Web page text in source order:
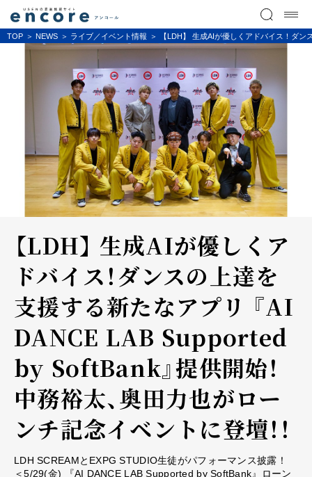
TOP NEWS ライブ／イベント情報 【LDH】 生成AIが優しくアドバイス！ダ
【LDH】 生成AIが優しくア
ドバイス！ダンスの上達を
支援する新たなアプリ 『AI
DANCE LAB Supported
by SoftBank』提供開始！
中務裕太、奥田力也がロー
ンチ記念イベントに登壇！！
LDH SCREAMとEXPG STUDIO生徒がパフォーマンス披露！
＜5/29(金) 『AI DANCE LAB Supported by SoftBank』ローン